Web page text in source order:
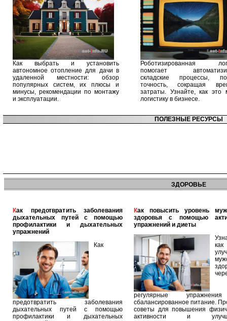
Как выбрать и установить
автономное отопление для дачи в
удаленной местности: обзор
популярных систем, их плюсы и
минусы, рекомендации по монтажу
и эксплуатации.
Роботизированная
помогает
складские процессы,
точность, сокращая
затраты. Узнайте, как это
логистику в бизнесе.
ПОЛЕЗНЫЕ РЕСУРСЫ
ЗДОРОВЬЕ
Как предотвратить заболевания
дыхательных путей с помощью
профилактики и дыхательных
упражнений
Как
предотвратить заболевания
дыхательных путей с помощью
профилактики и дыхательных
Как повысить уровень мужского
здоровья с помощью
упражнений и диеты
как
регулярные
сбалансированное питание.
советы для повышения
активности и